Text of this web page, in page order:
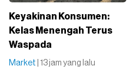
Keyakinan Konsumen:
Kelas Menengah Terus
Waspada
Market | 13 jam yang lalu